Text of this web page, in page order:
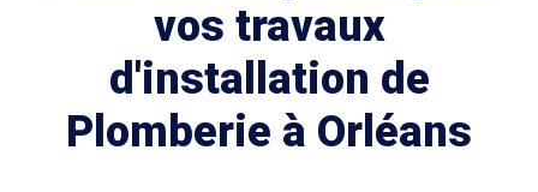
vos travaux
d'installation de
Plomberie à Orléans